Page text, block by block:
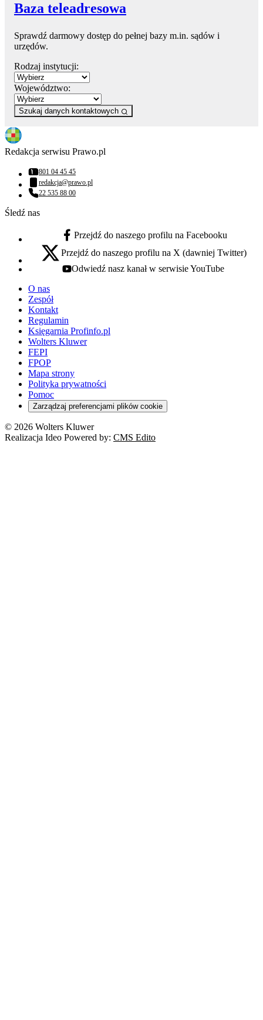
Baza teleadresowa
Sprawdź darmowy dostęp do pełnej bazy m.in. sądów i
urzędów.
Rodzaj instytucji:
Województwo:
Szukaj danych kontaktowych
Redakcja serwisu Prawo.pl
Numer telefonu:
801 04 45 45
Adres email:
redakcja@prawo.pl
Numer telefonu:
22 535 88 00
Śledź nas
facebook - otwiera się w nowej karcie
Przejdź do naszego profilu na Facebooku
x - otwiera się w nowej karcie
Przejdź do naszego profilu na X (dawniej Twitter)
youtube - otwiera się w nowej karcie
Odwiedź nasz kanał w serwisie YouTube
O nas
Zespół
Kontakt
Regulamin
Księgarnia Profinfo.pl
Wolters Kluwer
FEPI
FPOP
Mapa strony
Polityka prywatności
Pomoc
Zarządzaj preferencjami plików cookie
© 2026 Wolters Kluwer
Realizacja Ideo Powered by: CMS Edito